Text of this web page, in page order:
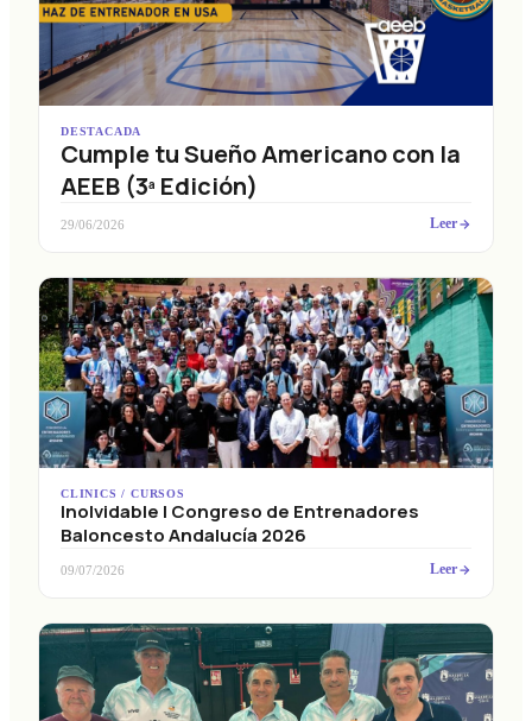
DESTACADA
Cumple tu Sueño Americano con la
AEEB (3ª Edición)
29/06/2026 Leer
CLINICS / CURSOS
Inolvidable I Congreso de Entrenadores
Baloncesto Andalucía 2026
09/07/2026 Leer